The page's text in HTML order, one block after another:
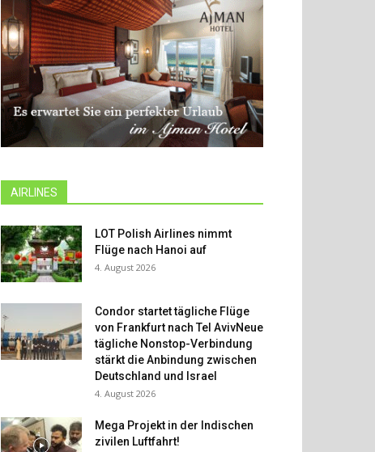
AIRLINES
LOT Polish Airlines nimmt
Flüge nach Hanoi auf
4. August 2026
Condor startet tägliche Flüge
von Frankfurt nach Tel AvivNeue
tägliche Nonstop-Verbindung
stärkt die Anbindung zwischen
Deutschland und Israel
4. August 2026
Mega Projekt in der Indischen
zivilen Luftfahrt!